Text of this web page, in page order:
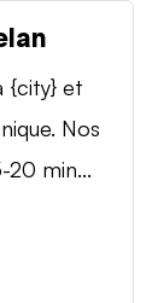
{city} et
Nos
20 min...